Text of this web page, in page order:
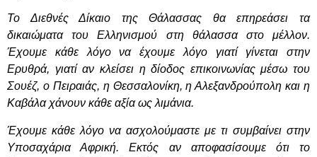
Το Διεθνές Δίκαιο της Θάλασσας θα επηρεάσει τα
δικαιώματα του Ελληνισμού στη θάλασσα στο μέλλον.
Έχουμε κάθε λόγο να έχουμε λόγο γιατί γίνεται στην
Ερυθρά, γιατί αν κλείσει η δίοδος επικοινωνίας μέσω του
Σουέζ, ο Πειραιάς, η Θεσσαλονίκη, η Αλεξανδρούπολη και η
Καβάλα χάνουν κάθε αξία ως λιμάνια.
Έχουμε κάθε λόγο να ασχολούμαστε με τι συμβαίνει στην
Υποσαχάρια Αφρική. Εκτός αν αποφασίσουμε ότι το